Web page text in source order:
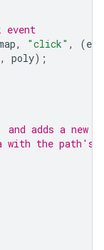
, "click" , (
, poly);
and adds a
with the path's